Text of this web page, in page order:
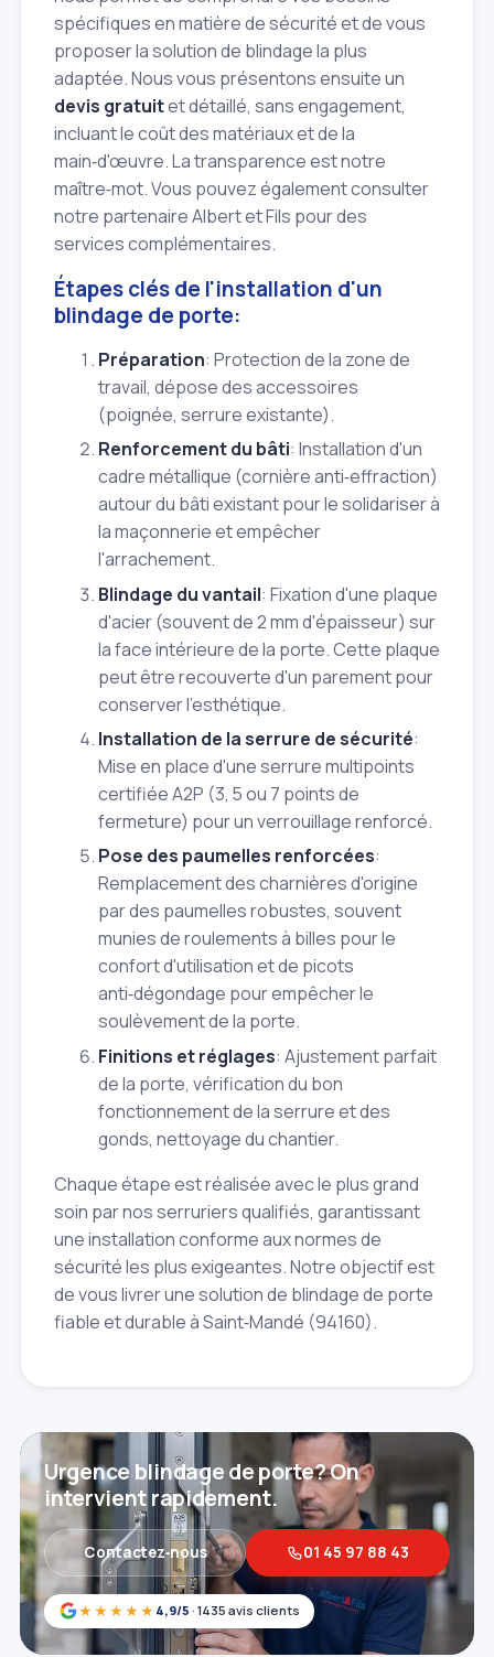
spécifiques en matière de sécurité et de vous
proposer la solution de blindage la plus
adaptée. Nous vous présentons ensuite un
devis gratuitet détaillé, sans engagement,
incluant le coût des matériaux et de la
main‑d'œuvre. La transparence est notre
maître‑mot. Vous pouvez également consulter
notre partenaire Albert et Fils pour des
services complémentaires.
Étapes clés de l'installation d'un
blindage de porte:
Préparation: Protection de la zone de
travail, dépose des accessoires
(poignée, serrure existante).
Renforcement du bâti: Installation d'un
cadre métallique (cornière anti‑effraction)
autour du bâti existant pour le solidariser à
la maçonnerie et empêcher
l'arrachement.
Blindage du vantail: Fixation d'une plaque
d'acier (souvent de 2 mm d'épaisseur) sur
la face intérieure de la porte. Cette plaque
peut être recouverte d'un parement pour
conserver l'esthétique.
Installation de la serrure de sécurité:
Mise en place d'une serrure multipoints
certifiée A2P (3, 5 ou 7 points de
fermeture) pour un verrouillage renforcé.
Pose des paumelles renforcées:
Remplacement des charnières d'origine
par des paumelles robustes, souvent
munies de roulements à billes pour le
confort d'utilisation et de picots
anti‑dégondage pour empêcher le
soulèvement de la porte.
Finitions et réglages: Ajustement parfait
de la porte, vérification du bon
fonctionnement de la serrure et des
gonds, nettoyage du chantier.
Chaque étape est réalisée avec le plus grand
soin par nos serruriers qualifiés, garantissant
une installation conforme aux normes de
sécurité les plus exigeantes. Notre objectif est
de vous livrer une solution de blindage de porte
fiable et durable à Saint‑Mandé (94160).
★★★★★ 4,9/5 · 1435 avis clients
Urgence blindage de porte? On
intervient rapidement.
Contactez‑nous 01 45 97 88 43